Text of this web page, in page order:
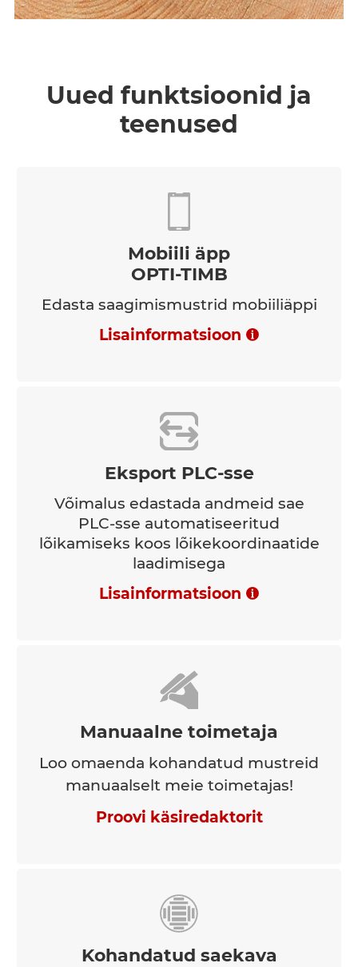
Uued funktsioonid ja
teenused
Mobiili äpp
OPTI-TIMB
Edasta saagimismustrid mobiiliäppi
Lisainformatsioon
Eksport PLC-sse
Võimalus edastada andmeid sae
PLC-sse automatiseeritud
lõikamiseks koos lõikekoordinaatide
laadimisega
Lisainformatsioon
Manuaalne toimetaja
Loo omaenda kohandatud mustreid
manuaalselt meie toimetajas!
Proovi käsiredaktorit
Kohandatud saekava